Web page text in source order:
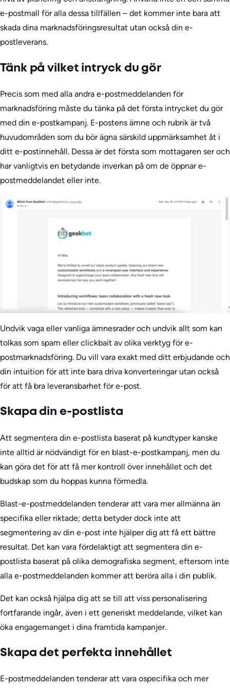
e-postmall för alla dessa tillfällen – det kommer inte bara att
skada dina marknadsföringsresultat utan också din e-
postleverans.
Tänk på vilket intryck du gör
Precis som med alla andra e-postmeddelanden för
marknadsföring måste du tänka på det första intrycket du gör
med din e-postkampanj. E-postens ämne och rubrik är två
huvudområden som du bör ägna särskild uppmärksamhet åt i
ditt e-postinnehåll. Dessa är det första som mottagaren ser och
har vanligtvis en betydande inverkan på om de öppnar e-
postmeddelandet eller inte.
Undvik vaga eller vanliga ämnesrader och undvik allt som kan
tolkas som spam eller clickbait av olika verktyg för e-
postmarknadsföring. Du vill vara exakt med ditt erbjudande och
din intuition för att inte bara driva konverteringar utan också
för att få bra leveransbarhet för e-post.
Skapa din e-postlista
Att segmentera din e-postlista baserat på kundtyper kanske
inte alltid är nödvändigt för en blast-e-postkampanj, men du
kan göra det för att få mer kontroll över innehållet och det
budskap som du hoppas kunna förmedla.
Blast-e-postmeddelanden tenderar att vara mer allmänna än
specifika eller riktade; detta betyder dock inte att
segmentering av din e-post inte hjälper dig att få ett bättre
resultat. Det kan vara fördelaktigt att segmentera din e-
postlista baserat på olika demografiska segment, eftersom inte
alla e-postmeddelanden kommer att beröra alla i din publik.
Det kan också hjälpa dig att se till att viss personalisering
fortfarande ingår, även i ett generiskt meddelande, vilket kan
öka engagemanget i dina framtida kampanjer.
Skapa det perfekta innehållet
E-postmeddelanden tenderar att vara ospecifika och mer